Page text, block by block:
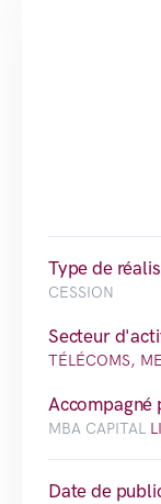
Type de
CESSION
Secteur
TÉLÉCOMS,
Accompagné
MBA CAPITAL
Date de